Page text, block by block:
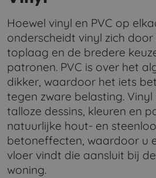
Hoewel vinyl en PVC op
onderscheidt vinyl zich
toplaag en de bredere
patronen. PVC is over het
dikker, waardoor het iets
tegen zware belasting.
talloze dessins, kleuren en
natuurlijke hout- en
betoneffecten, waardoor u
vloer vindt die aansluit bij
woning.